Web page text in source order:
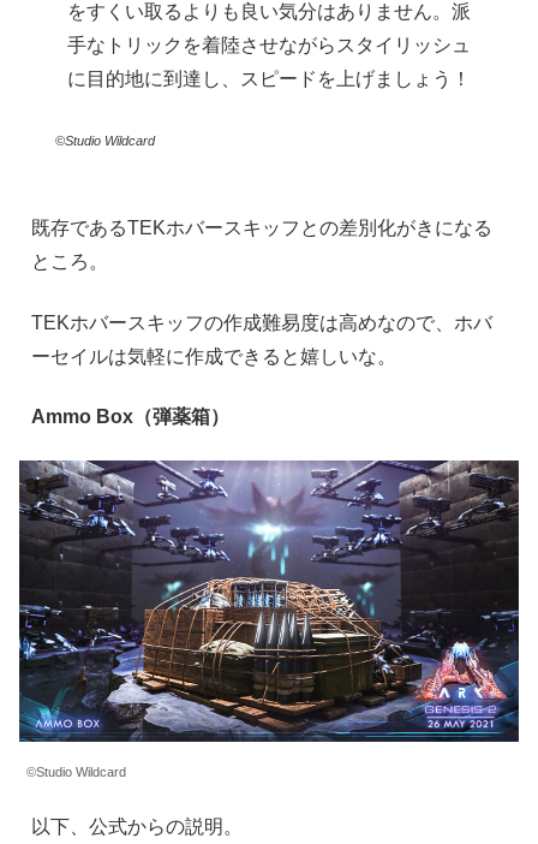
をすくい取るよりも良い気分はありません。派
手なトリックを着陸させながらスタイリッシュ
に目的地に到達し、スピードを上げましょう！
©Studio Wildcard
既存であるTEKホバースキッフとの差別化がきになる
ところ。
TEKホバースキッフの作成難易度は高めなので、ホバ
ーセイルは気軽に作成できると嬉しいな。
Ammo Box（弾薬箱）
©Studio Wildcard
以下、公式からの説明。